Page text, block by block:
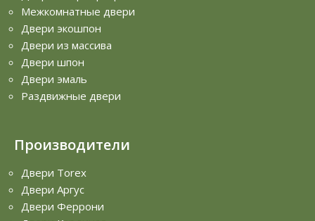
Межкомнатные двери
Двери экошпон
Двери из массива
Двери шпон
Двери эмаль
Раздвижные двери
Производители
Двери Torex
Двери Аргус
Двери Феррони